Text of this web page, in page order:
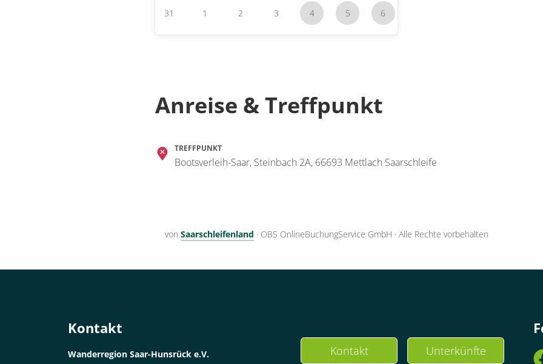
31 1 2 3 4 5 6
Anreise & Treffpunkt
TREFFPUNKT
Bootsverleih-Saar, Steinbach 2A, 66693 Mettlach Saarschleife
von Saarschleifenland · OBS OnlineBuchungService GmbH · Alle Rechte vorbehalten
Kontakt
Wanderregion Saar-Hunsrück e.V.
Kontakt Unterkünfte